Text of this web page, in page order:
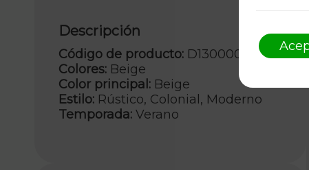
Descripción
Código de producto: D1300002KK12
Colores: Beige
Color principal: Beige
Estilo: Rústico, Colonial, Moderno
Temporada: Verano